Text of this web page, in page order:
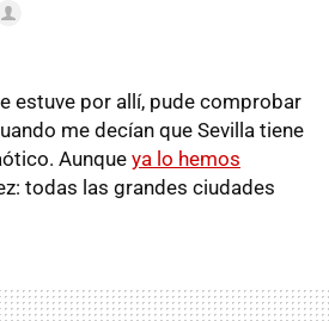
estuve por allí, pude comprobar
me decían que Sevilla tiene
Aunque ya lo hemos
todas las grandes ciudades